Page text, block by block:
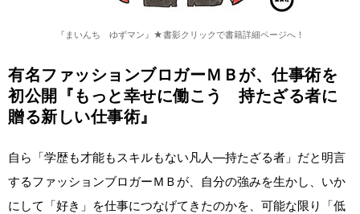
『まいんち ゆずマン』★書影クリックで書籍詳細ページへ！
有名ファッションブロガーＭＢが、仕事術を
初公開『もっと幸せに働こう 持たざる者に
贈る新しい仕事術』
自ら「学歴も才能もスキルもない凡人―持たざる者」だと明言
するファッションブロガーＭＢが、自分の強みを生かし、いか
にして「好き」を仕事につなげてきたのかを、可能な限り「低